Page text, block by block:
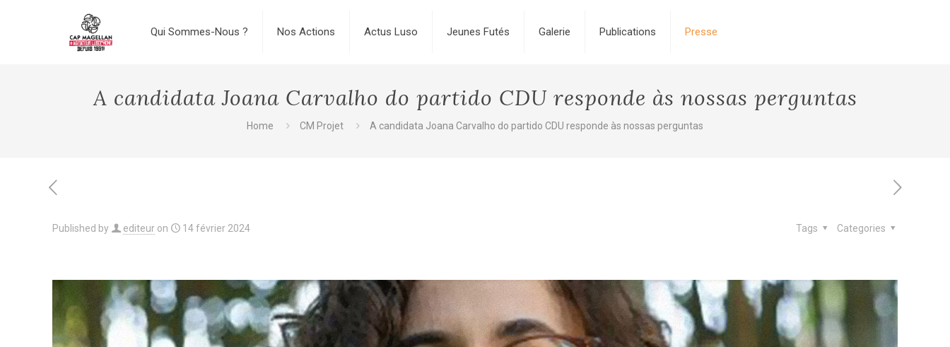
Qui Sommes-Nous ? Nos Actions Actus Luso Jeunes Futés Galerie Publications Presse
A candidata Joana Carvalho do partido CDU responde às nossas perguntas
Home CM Projet A candidata Joana Carvalho do partido CDU responde às nossas perguntas
Published by editeur on 14 février 2024 Categories
Tags